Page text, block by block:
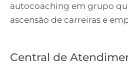
autocoaching em grupo
ascensão de carreiras e
Central de